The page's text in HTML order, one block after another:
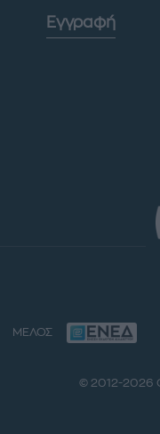
Εγγραφή
ΜΕΛΟΣ
© 2012-2026